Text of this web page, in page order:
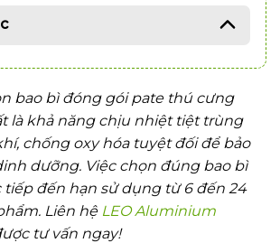
bao bì đóng gói pate thú cưng
là khả năng chịu nhiệt tiệt trùng
khí, chống oxy hóa tuyệt đối để bảo
dưỡng. Việc chọn đúng bao bì
đến hạn sử dụng từ 6 đến 24
Liên hệ LEO Aluminium
tư vấn ngay!